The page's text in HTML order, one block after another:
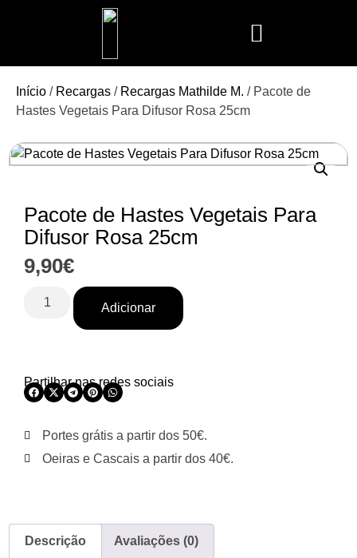
Início / Recargas / Recargas Mathilde M. / Pacote de
Hastes Vegetais Para Difusor Rosa 25cm
Pacote de Hastes Vegetais Para
Difusor Rosa 25cm
9,90€
Adicionar
Partilhar nas redes sociais
Portes grátis a partir dos 50€.
Oeiras e Cascais a partir dos 40€.
Descrição Avaliações (0)